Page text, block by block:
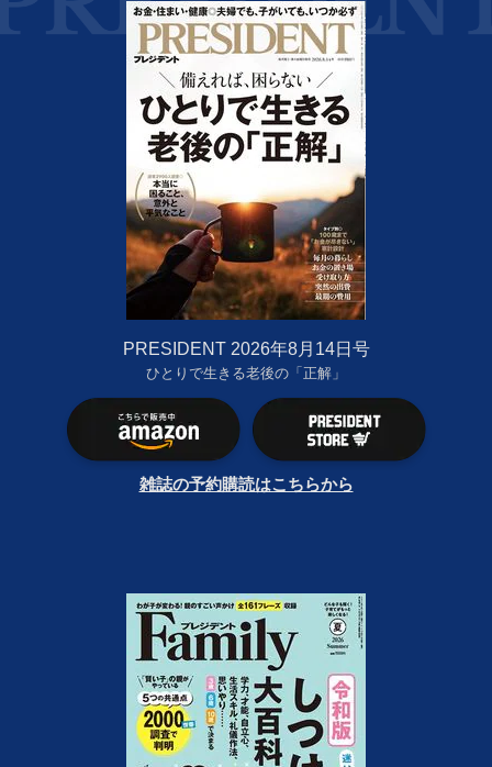
PRESIDENT 2026年8月14日号
ひとりで生きる老後の「正解」
雑誌の予約購読はこちらから